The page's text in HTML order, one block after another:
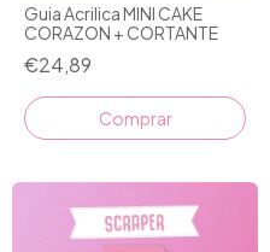
Guia Acrilica MINI CAKE
CORAZON + CORTANTE
€24,89
Comprar